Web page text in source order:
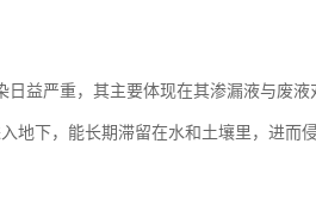
益严重，其主要体现在其渗漏液与废
地下，能长期滞留在水和土壤里，进而